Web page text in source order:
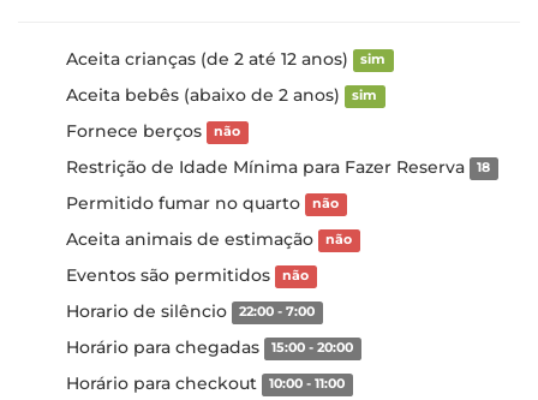
Aceita crianças (de 2 até 12 anos) sim
Aceita bebês (abaixo de 2 anos) sim
Fornece berços não
Restrição de Idade Mínima para Fazer Reserva 18
Permitido fumar no quarto não
Aceita animais de estimação não
Eventos são permitidos não
Horario de silêncio 22:00 - 7:00
Horário para chegadas 15:00 - 20:00
Horário para checkout 10:00 - 11:00